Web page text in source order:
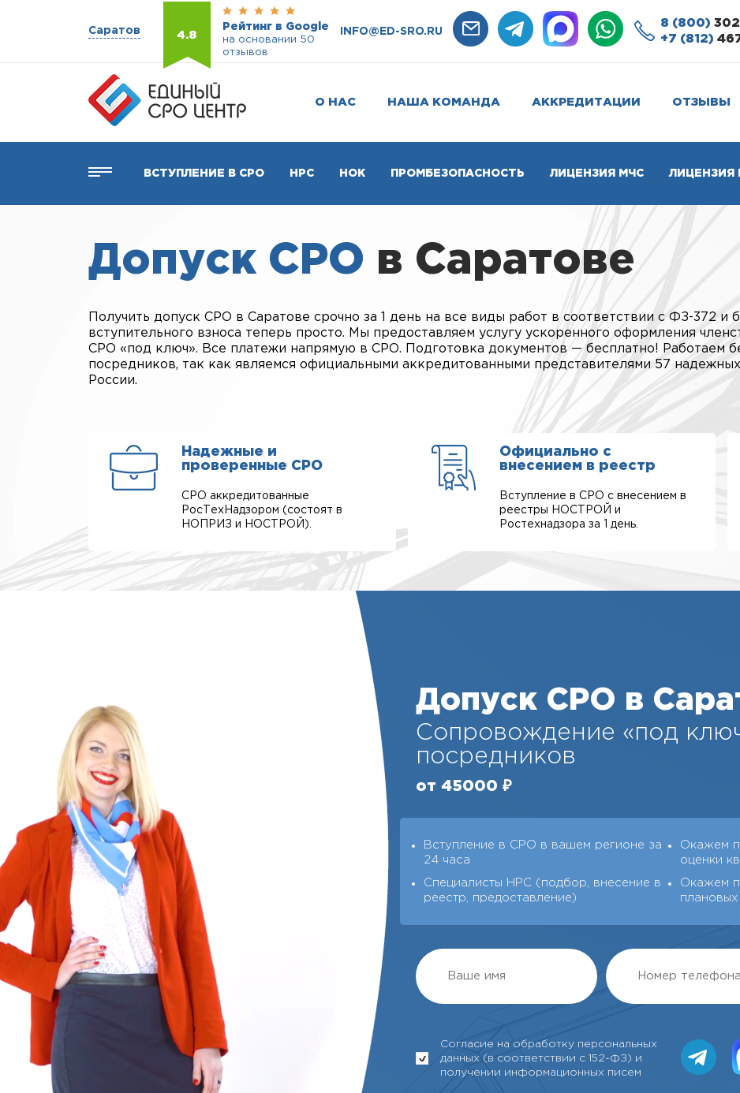
Саратов 4.8
Рейтинг в Google
на основании 50
отзывов
INFO@ED-SRO.RU
8 (800)
+7 (812)
О НАС НАША КОМАНДА АККРЕДИТАЦИИ ОТЗЫВЫ
ВСТУПЛЕНИЕ В СРО НРС НОК ПРОМБЕЗОПАСНОСТЬ ЛИЦЕНЗИЯ МЧС ЛИЦЕНЗИЯ
Допуск СРО в Саратове
Получить допуск СРО в Саратове срочно за 1 день на все виды работ в соответствии с ФЗ-372 и
вступительного взноса теперь просто. Мы предоставляем услугу ускоренного оформления
СРО «под ключ». Все платежи напрямую в СРО. Подготовка документов — бесплатно! Работаем
посредников, так как являемся официальными аккредитованными представителями 57
России.
Надежные и
проверенные СРО
СРО аккредитованные
РосТехНадзором (состоят в
НОПРИЗ и НОСТРОЙ).
Официально с
внесением в реестр
Вступление в СРО с внесением в
реестры НОСТРОЙ и
Ростехнадзора за 1 день.
Допуск СРО в
Сопровождение «под
посредников
от 45000 ₽
Вступление в СРО в вашем регионе за
24 часа
Окажем
оценки
Специалисты НРС (подбор, внесение в
реестр, предоставление)
Окажем
Согласие на обработку персональных
данных (в соответствии с 152-ФЗ) и
получении информационных писем